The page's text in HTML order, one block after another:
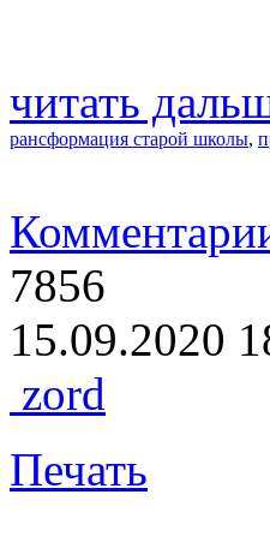
читать
рансформация старой школы,
7856
15.09.2020
zord
Печать